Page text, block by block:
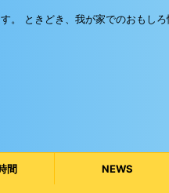
。 ときどき、我が家でのおもし
間 NEWS